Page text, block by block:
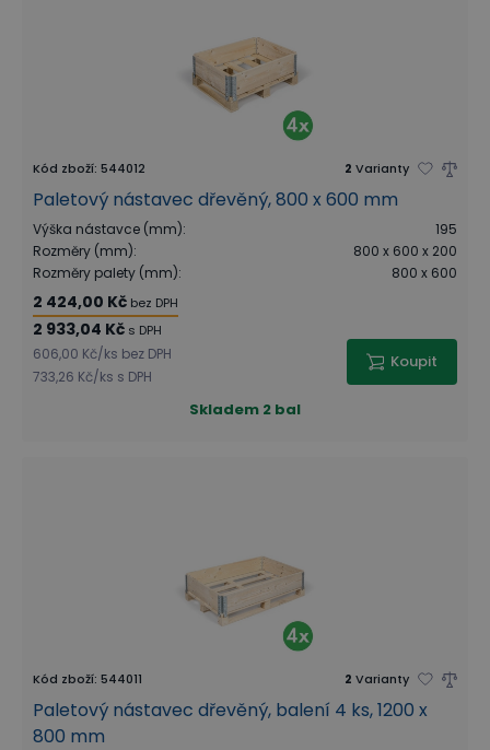
Kód zboží: 544012 2 Varianty
Paletový nástavec dřevěný, 800 x 600 mm
Výška nástavce (mm):
195
Rozměry (mm):
800 x 600 x 200
Rozměry palety (mm): 800 x 600
2 424,00 Kč bez DPH
2 933,04 Kč s DPH
606,00 Kč/ks bez DPH
733,26 Kč/ks s DPH
Koupit
Skladem 2 bal
Kód zboží: 544011 2 Varianty
Paletový nástavec dřevěný, balení 4 ks, 1200 x
800 mm